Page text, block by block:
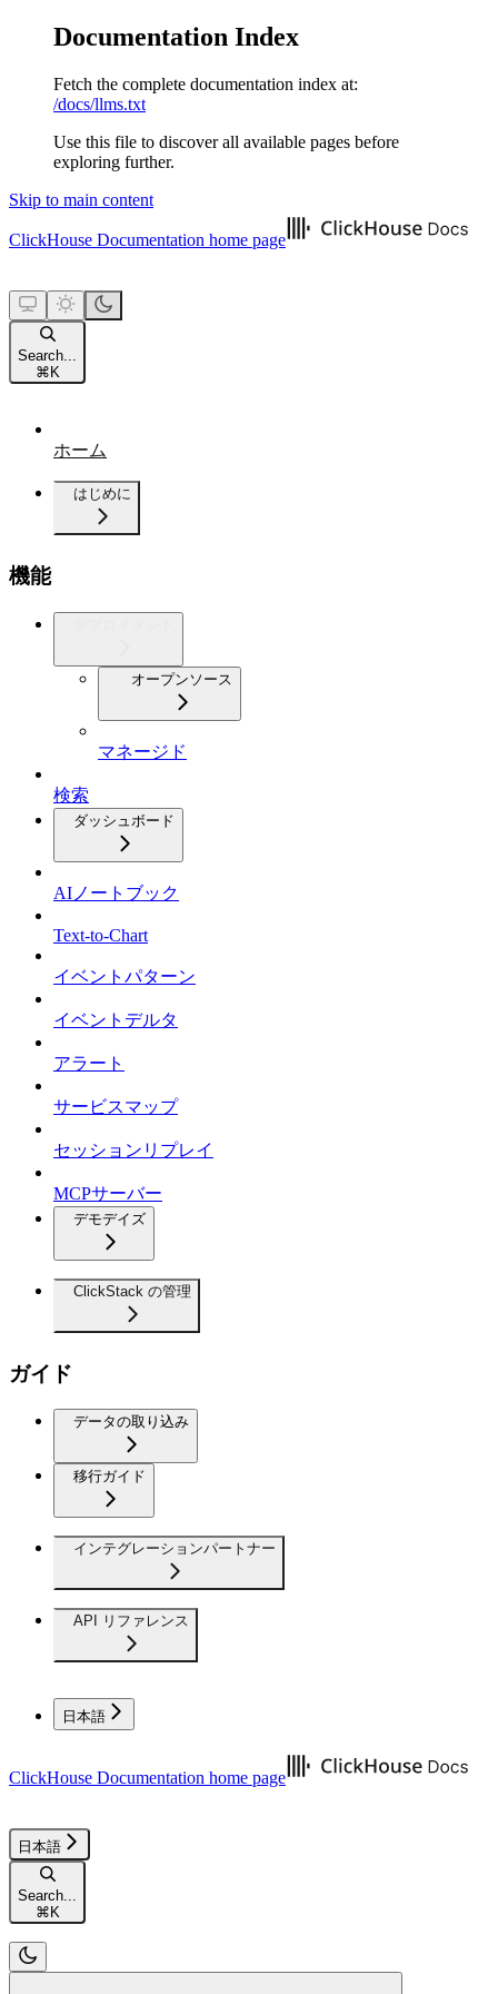
Documentation Index
Fetch the complete documentation index at:
/docs/llms.txt
Use this file to discover all available pages before
exploring further.
Skip to main content
ClickHouse Documentation home page
Search...
⌘ K
ホーム
はじめに
機能
オープンソース
マネージド
検索
ダッシュボード
AIノートブック
Text-to-Chart
イベントパターン
イベントデルタ
アラート
サービスマップ
セッションリプレイ
MCPサーバー
デモデイズ
ClickStack の管理
ガイド
データの取り込み
移行ガイド
インテグレーションパートナー
API リファレンス
日本語
ClickHouse Documentation home page
日本語
Search...
⌘ K